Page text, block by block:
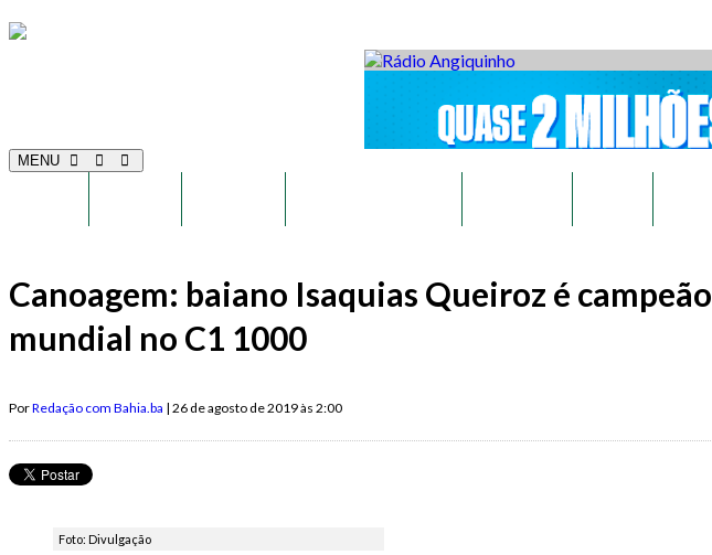
MENU
Canoagem: baiano Isaquias Queiroz é campeão
mundial no C1 1000
PorRedação com Bahia.ba | 26 de agosto de 2019 às 2:00
Foto: Divulgação